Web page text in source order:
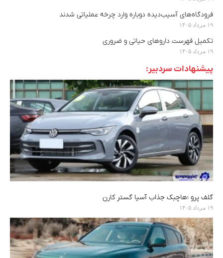
فرودگاه‌های آسیب‌دیده دوباره وارد چرخه عملیاتی شدند
۱۹ مرداد ۱۴۰۵
تکمیل فهرست داروهای حیاتی و ضروری
۱۹ مرداد ۱۴۰۵
پیشنهادات سردبیر:
گلف پرو ؛هاچبک جذاب آسیا گستر کارن
۱۹ مرداد ۱۴۰۵